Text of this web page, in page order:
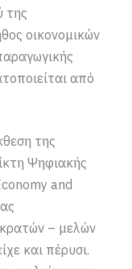
της
οικονομικών
από
της
Ψηφιακής
and
– μελών
και πέρυσι.